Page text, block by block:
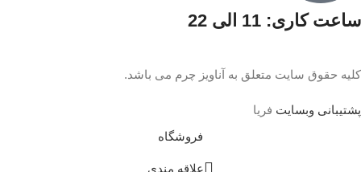
ساعت کاری: 11 الی 22
کلیه حقوق سایت متعلق به آناویز چرم می باشد.
پشتیبانی وبسایت فریا
فروشگاه
علاقه مندی